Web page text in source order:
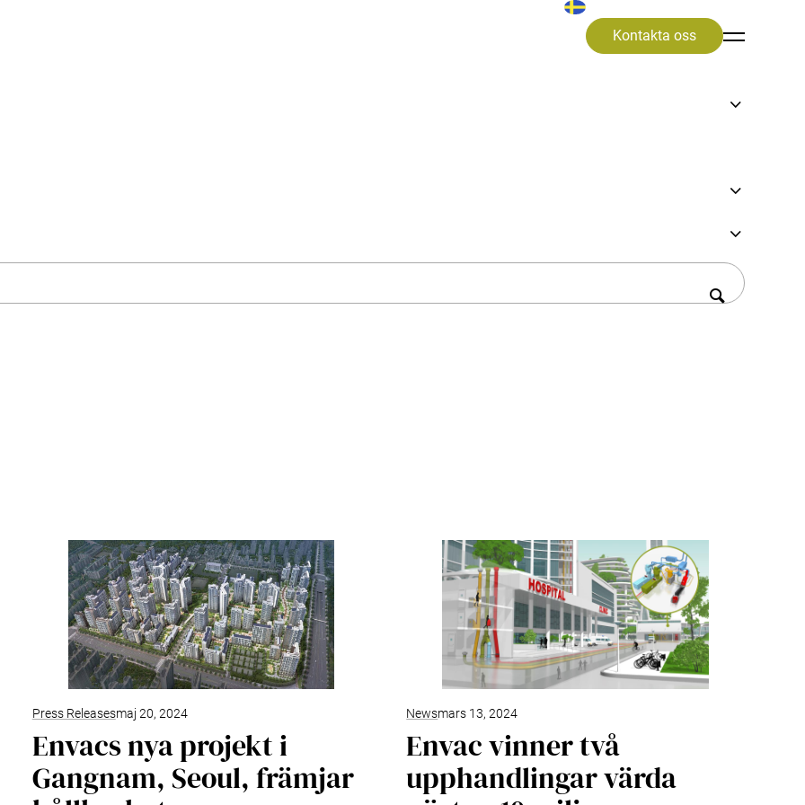
Kontakta oss
Press Releasesmaj 20, 2024
Envacs nya projekt i
Gangnam, Seoul, främjar
Newsmars 13, 2024
Envac vinner två
upphandlingar värda